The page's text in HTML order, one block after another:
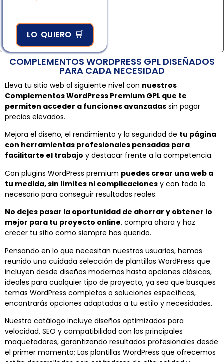
LO QUIERO 🛒
COMPLEMENTOS WORDPRESS GPL DISEÑADOS
PARA CADA NECESIDAD
Lleva tu sitio web al siguiente nivel con nuestros
Complementos WordPress Premium GPL que te
permiten acceder a funciones avanzadas sin pagar
precios elevados.
Mejora el diseño, el rendimiento y la seguridad de tu página
con herramientas profesionales pensadas para
facilitarte el trabajo y destacar frente a la competencia.
Con plugins WordPress premium puedes crear una web a
tu medida, sin límites ni complicaciones y con todo lo
necesario para conseguir resultados reales.
No dejes pasar la oportunidad de ahorrar y obtener lo
mejor para tu proyecto online, compra ahora y haz
crecer tu sitio como siempre has querido.
Pensando en lo que necesitan nuestros usuarios, hemos
reunido una cuidada selección de plantillas WordPress que
incluyen desde diseños modernos hasta opciones clásicas,
ideales para cualquier tipo de proyecto, ya sea que busques
temas WordPress completos o soluciones específicas,
encontrarás opciones adaptadas a tu estilo y necesidades.
Nuestro catálogo incluye diseños optimizados para
velocidad, SEO y compatibilidad con los principales
maquetadores, garantizando resultados profesionales desde
el primer momento; Las plantillas WordPress que ofrecemos